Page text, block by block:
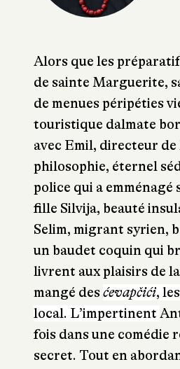
Alors que les
de sainte Marguerite,
de menues péripéties
touristique dalmate
avec Emil, directeur
philosophie, éternel
police qui a emménagé
fille Silvija, beauté
Selim, migrant syrien,
un baudet coquin qui
livrent aux plaisirs de
mangé des ćevapčići,
local. L’impertinent
fois dans une comédie
secret. Tout en